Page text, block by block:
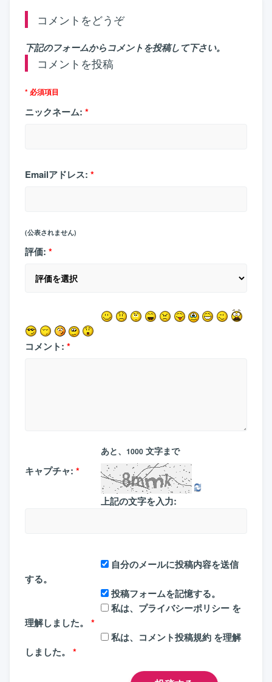
コメントをどうぞ
下記のフォームからコメントを投稿して下さい。
コメントを投稿
* 必須項目
ニックネーム: *
Emailアドレス: *
(公表されません)
評価: *
コメント: *
あと、 1000 文字まで
キャプチャ: *
上記の文字を入力:
自分のメールに投稿内容を送信
する。
投稿フォームを記憶する。
私は、 プライバシーポリシー を
理解しました。 *
私は、 コメント投稿規約 を理解
しました。 *